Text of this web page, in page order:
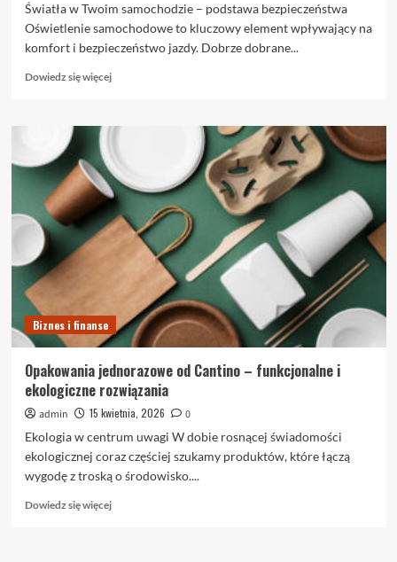
Światła w Twoim samochodzie – podstawa bezpieczeństwa
Oświetlenie samochodowe to kluczowy element wpływający na
komfort i bezpieczeństwo jazdy. Dobrze dobrane...
Dowiedz się więcejDowiedz
o
oświetlenie
samochodowe
–
dlaczego
warto
zwracać
uwagę
Biznes i finanse
Opakowania jednorazowe od Cantino – funkcjonalne i
ekologiczne rozwiązania
admin 15 kwietnia, 2026
0
Ekologia w centrum uwagi W dobie rosnącej świadomości
ekologicznej coraz częściej szukamy produktów, które łączą
wygodę z troską o środowisko....
Dowiedz się więcejDowiedz